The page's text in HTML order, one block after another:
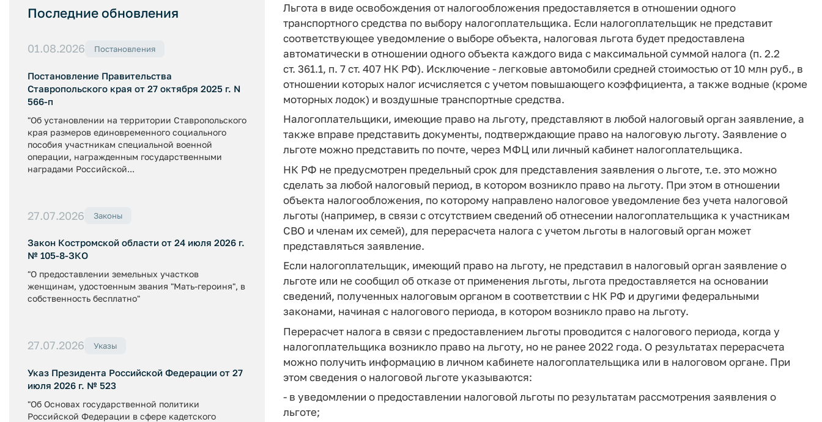
Последние обновления
01.08.2026 Постановления
Постановление Правительства
Ставропольского края от 27 октября 2025 г. N
566-п
"Об установлении на территории Ставропольского
края размеров единовременного социального
пособия участникам специальной военной
операции, награжденным государственными
наградами Российской...
27.07.2026 Законы
Закон Костромской области от 24 июля 2026 г.
№ 105-8-ЗКО
"О предоставлении земельных участков
женщинам, удостоенным звания "Мать-героиня", в
собственность бесплатно"
27.07.2026 Указы
Указ Президента Российской Федерации от 27
июля 2026 г. № 523
"Об Основах государственной политики
Российской Федерации в сфере кадетского
Льгота в виде освобождения от налогообложения предоставляется в отношении одного
транспортного средства по выбору налогоплательщика. Если налогоплательщик не представит
соответствующее уведомление о выборе объекта, налоговая льгота будет предоставлена
автоматически в отношении одного объекта каждого вида с максимальной суммой налога (п. 2.2
ст. 361.1, п. 7 ст. 407 НК РФ). Исключение - легковые автомобили средней стоимостью от 10 млн руб., в
отношении которых налог исчисляется с учетом повышающего коэффициента, а также водные (кроме
моторных лодок) и воздушные транспортные средства.
Налогоплательщики, имеющие право на льготу, представляют в любой налоговый орган заявление, а
также вправе представить документы, подтверждающие право на налоговую льготу. Заявление о
льготе можно представить по почте, через МФЦ или личный кабинет налогоплательщика.
НК РФ не предусмотрен предельный срок для представления заявления о льготе, т.е. это можно
сделать за любой налоговый период, в котором возникло право на льготу. При этом в отношении
объекта налогообложения, по которому направлено налоговое уведомление без учета налоговой
льготы (например, в связи с отсутствием сведений об отнесении налогоплательщика к участникам
СВО и членам их семей), для перерасчета налога с учетом льготы в налоговый орган может
представляться заявление.
Если налогоплательщик, имеющий право на льготу, не представил в налоговый орган заявление о
льготе или не сообщил об отказе от применения льготы, льгота предоставляется на основании
сведений, полученных налоговым органом в соответствии с НК РФ и другими федеральными
законами, начиная с налогового периода, в котором возникло право на льготу.
Перерасчет налога в связи с предоставлением льготы проводится с налогового периода, когда у
налогоплательщика возникло право на льготу, но не ранее 2022 года. О результатах перерасчета
можно получить информацию в личном кабинете налогоплательщика или в налоговом органе. При
этом сведения о налоговой льготе указываются:
- в уведомлении о предоставлении налоговой льготы по результатам рассмотрения заявления о
льготе;